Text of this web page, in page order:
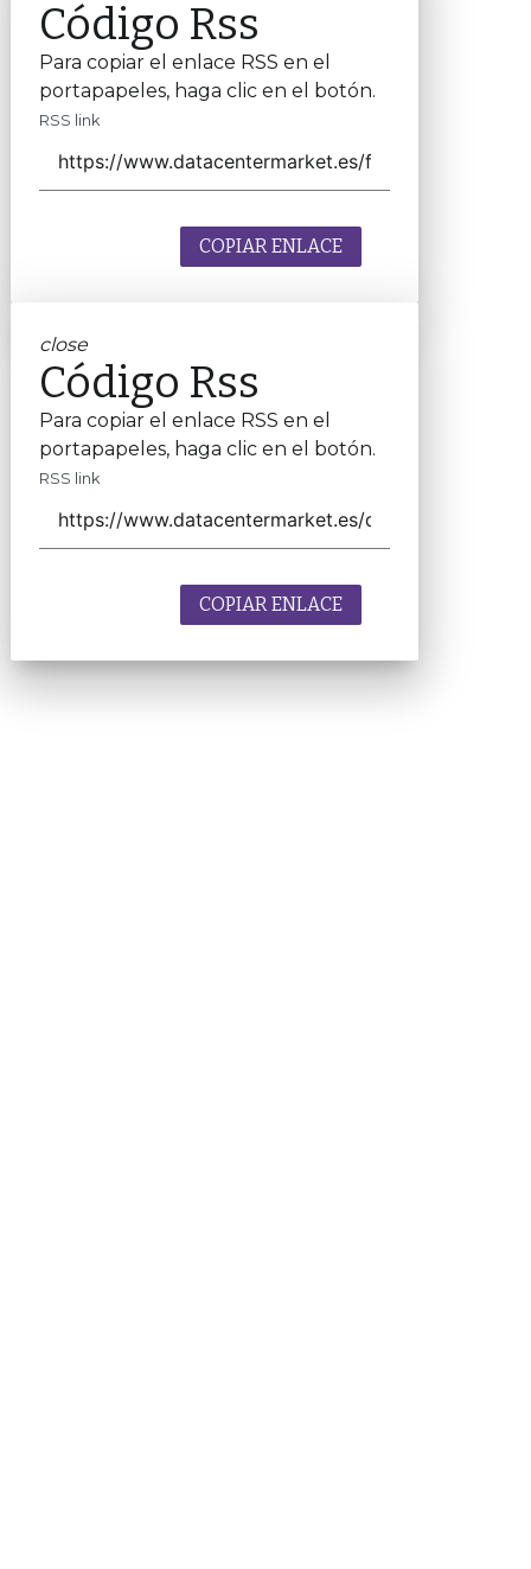
Código Rss
Para copiar el enlace RSS en el
portapapeles, haga clic en el botón.
RSS link
COPIAR ENLACE
close
Código Rss
Para copiar el enlace RSS en el
portapapeles, haga clic en el botón.
RSS link
COPIAR ENLACE